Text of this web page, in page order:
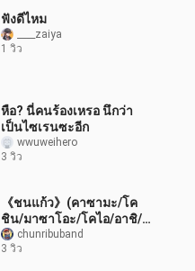
ฟังดีไหม
____zaiya
1 วิว
หือ? นี่คนร้องเหรอ นึกว่า
เป็นไซเรนซะอีก
wwuweihero
3 วิว
《ชนแก้ว》(คาซามะ/โค
ชิน/มาซาโอะ/โคไอ/อาชิ/นิ
นิน)chunribuband
3 วิว